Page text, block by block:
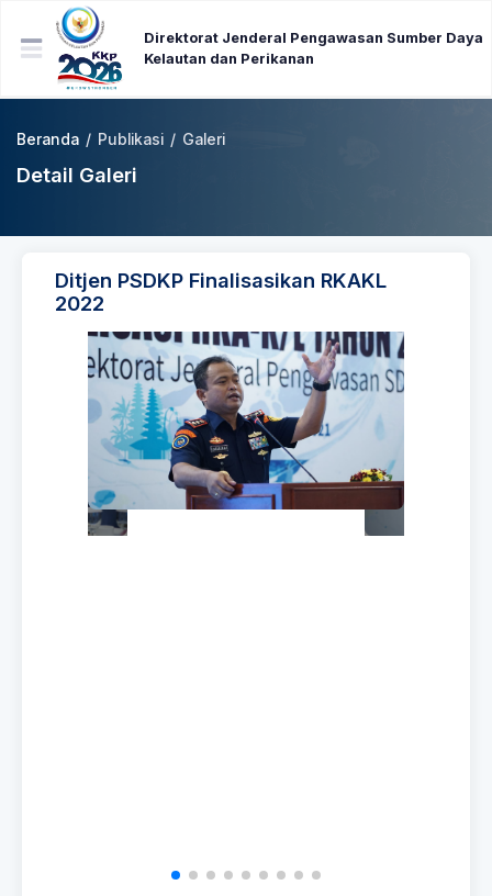
Direktorat Jenderal Pengawasan Sumber Daya
Kelautan dan Perikanan
Beranda / Publikasi / Galeri
Detail Galeri
Ditjen PSDKP Finalisasikan RKAKL
2022